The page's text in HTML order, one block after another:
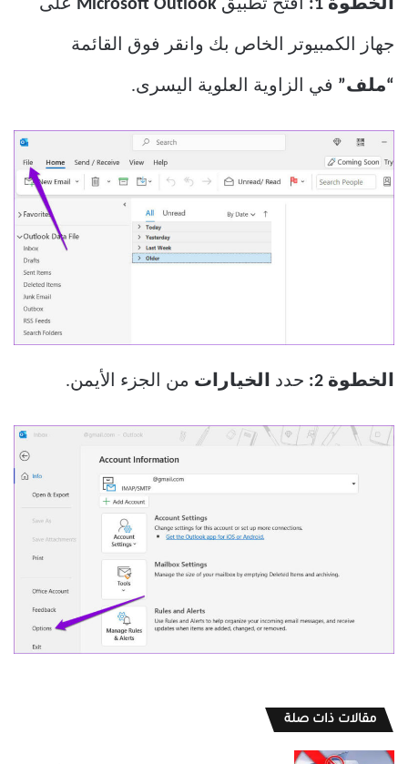
الخطوة 1: افتح تطبيق على
جهاز الكمبيوتر الخاص بك وانقر فوق القائمة
“ملف” في الزاوية العلوية اليسرى.
الخطوة 2: حدد الخيارات من الجزء الأيمن.
مقالات ذات صلة